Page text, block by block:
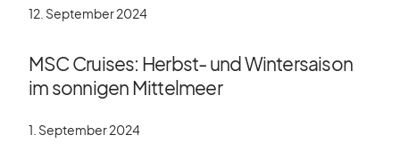
12. September 2024
MSC Cruises: Herbst- und Wintersaison
im sonnigen Mittelmeer
1. September 2024